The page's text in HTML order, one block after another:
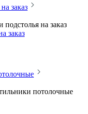
заказ
на заказ
заказ
потолочные